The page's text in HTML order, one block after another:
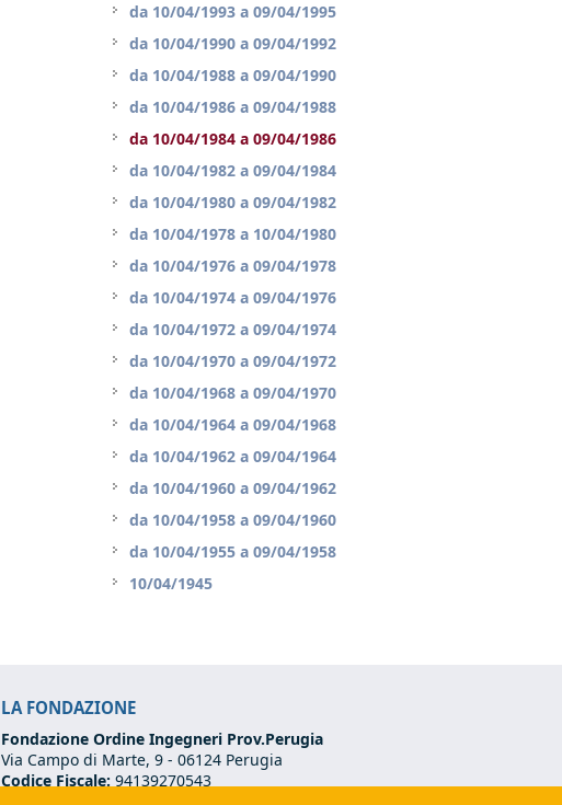
da 10/04/1993 a 09/04/1995
da 10/04/1990 a 09/04/1992
da 10/04/1988 a 09/04/1990
da 10/04/1986 a 09/04/1988
da 10/04/1984 a 09/04/1986
da 10/04/1982 a 09/04/1984
da 10/04/1980 a 09/04/1982
da 10/04/1978 a 10/04/1980
da 10/04/1976 a 09/04/1978
da 10/04/1974 a 09/04/1976
da 10/04/1972 a 09/04/1974
da 10/04/1970 a 09/04/1972
da 10/04/1968 a 09/04/1970
da 10/04/1964 a 09/04/1968
da 10/04/1962 a 09/04/1964
da 10/04/1960 a 09/04/1962
da 10/04/1958 a 09/04/1960
da 10/04/1955 a 09/04/1958
10/04/1945
LA FONDAZIONE
Fondazione Ordine Ingegneri Prov.Perugia
Via Campo di Marte, 9 - 06124 Perugia
Codice Fiscale: 94139270543